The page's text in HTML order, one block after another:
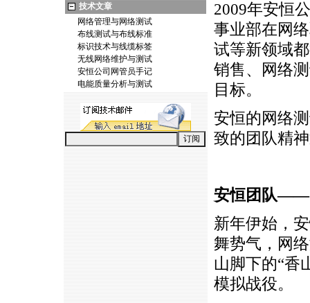
技术文章
网络管理与网络测试
布线测试与布线标准
标识技术与线缆标签
无线网络维护与测试
安恒公司网管员手记
电能质量分析与测试
2009年安恒
事业部在网
试等新领域
销售、网络
目标。
安恒的网络
致的团队精
安恒团队
新年伊始，
舞势气，网
山脚下的“香
模拟战役。